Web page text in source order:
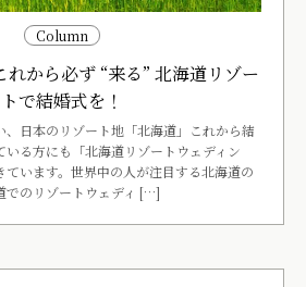
Column
から必ず “来る” 北海道リゾー
トで結婚式を！
日本のリゾート地「北海道」これから結
る方にも「北海道リゾートウェディン
ています。世界中の人が注目する北海道の
でのリゾートウェディ […]